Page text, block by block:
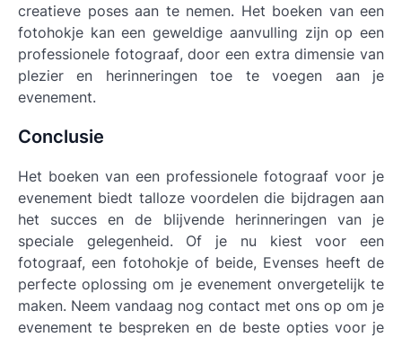
creatieve poses aan te nemen. Het boeken van een
fotohokje kan een geweldige aanvulling zijn op een
professionele fotograaf, door een extra dimensie van
plezier en herinneringen toe te voegen aan je
evenement.
Conclusie
Het boeken van een professionele fotograaf voor je
evenement biedt talloze voordelen die bijdragen aan
het succes en de blijvende herinneringen van je
speciale gelegenheid. Of je nu kiest voor een
fotograaf, een fotohokje of beide, Evenses heeft de
perfecte oplossing om je evenement onvergetelijk te
maken. Neem vandaag nog contact met ons op om je
evenement te bespreken en de beste opties voor je